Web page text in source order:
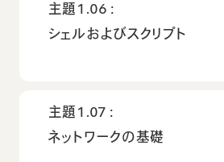
主題1.06：
シェルおよびスクリプト
主題1.07：
ネットワークの基礎